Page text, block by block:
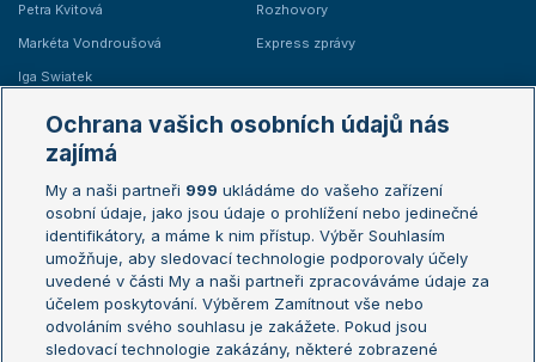
Petra Kvitová
Markéta Vondroušová
Iga Swiatek
Rozhovory
Express zprávy
Žebříčky
Žebříček ATP (muži)
Žebříček WTA (ženy)
Sázkařský žebříček
Australian Open
French Open
Wimbledon
US Open
Turnaj mistrů
Turnaj mistryň
Ochrana vašich osobních údajů nás
zajímá
My a naši partneři 999 ukládáme do vašeho zařízení
osobní údaje, jako jsou údaje o prohlížení nebo jedinečné
identifikátory, a máme k nim přístup. Výběr Souhlasím
umožňuje, aby sledovací technologie podporovaly účely
uvedené v části My a naši partneři zpracováváme údaje za
účelem poskytování. Výběrem Zamítnout vše nebo
odvoláním svého souhlasu je zakážete. Pokud jsou
sledovací technologie zakázány, některé zobrazené